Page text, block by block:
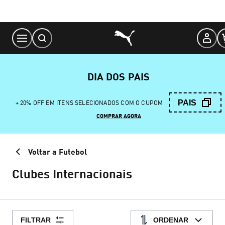
Content
DIA DOS PAIS
+ 20% OFF EM ITENS SELECIONADOS COM O CUPOM PAIS
COMPRAR AGORA
Voltar a Futebol
Clubes Internacionais
FILTRAR ORDENAR